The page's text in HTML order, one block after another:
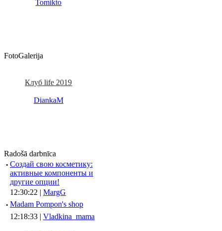
Tomikto
FotoGalerija
Клуб life 2019
DiankaM
Radošā darbnīca
· Создай свою косметику:
активные компоненты и
другие опции!
12:30:22 | MargG
· Madam Pompon's shop
12:18:33 | Vladkina_mama